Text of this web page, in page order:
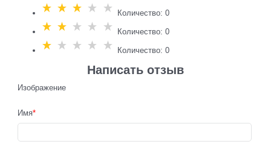
Количество: 0
Количество: 0
Количество: 0
Написать отзыв
Изображение
Имя